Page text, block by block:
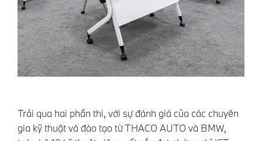
Trải qua hai phần thi, với sự đánh giá của các chuyên
gia kỹ thuật và đào tạo từ THACO AUTO và BMW,